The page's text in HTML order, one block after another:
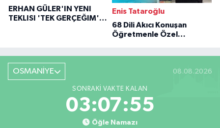
ERHAN GÜLER'IN YENI
TEKLISI 'TEK GERÇEĞIM'LE
Enis Tataroğlu
68 Dili Akıcı Konuşan
Öğretmenle Özel
OSMANİYE 08.08.2026
SONRAKI VAKTE KALAN
03:07:54
Öğle Namazı